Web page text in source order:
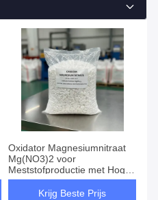
Oxidator Magnesiumnitraat
Mg(NO3)2 voor
Meststofproductie met Hoge
Wateroplosbaarheid 420 g/L
Krijg Beste Prijs